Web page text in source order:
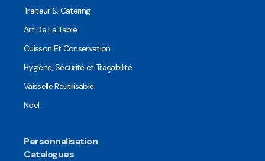
Traiteur & Catering
Art De La Table
Cuisson Et Conservation
Hygiène, Sécurité et Traçabilité
Vaisselle Réutilisable
Noël
Personnalisation
Catalogues